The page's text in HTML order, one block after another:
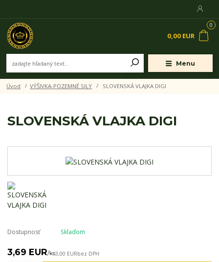
Menu
0
0,00 EUR
Úvod VÝŠIVKA-POZEMNÉ SILY SLOVENSKÁ VLAJKA DIGI
SLOVENSKÁ VLAJKA DIGI
Dostupnosť Skladom
3,69 EUR/ks3,00 EURbez DPH